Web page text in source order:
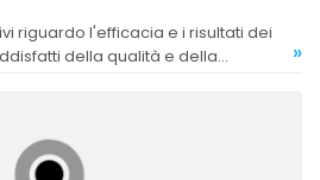
della qualità e della
»